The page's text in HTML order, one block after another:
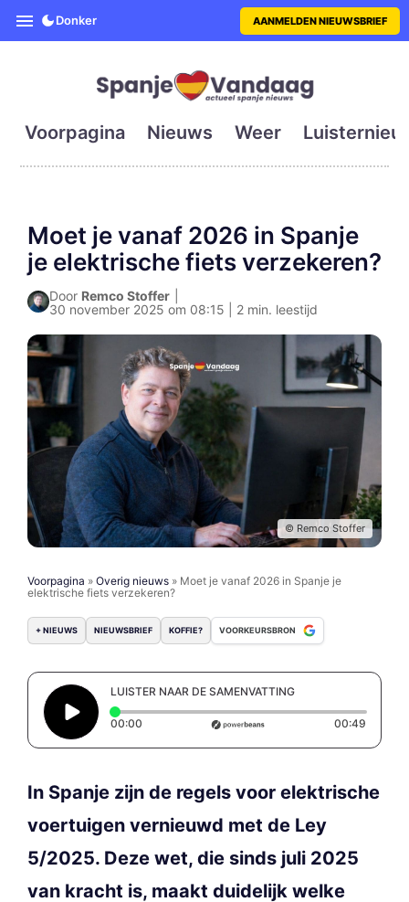
SpanjeVandaag is de eerste
Donker AANMELDEN NIEUWSBRIEF
Voorpagina Nieuws Weer
Moet je vanaf 2026 in Spanje
je elektrische fiets verzekeren?
Door Remco Stoffer
30 november 2025 om 08:15 | 2 min. leestijd
© Remco Stoffer
Voorpagina » Overig nieuws » Moet je vanaf 2026 in Spanje je
elektrische fiets verzekeren?
+ NIEUWS NIEUWSBRIEF KOFFIE? VOORKEURSBRON
LUISTER NAAR DE SAMENVATTING
00:00 Elapsed time: 0 seconds 00:49
In Spanje zijn de regels voor elektrische
voertuigen vernieuwd met de Ley
5/2025. Deze wet, die sinds juli 2025
van kracht is, maakt duidelijk welke